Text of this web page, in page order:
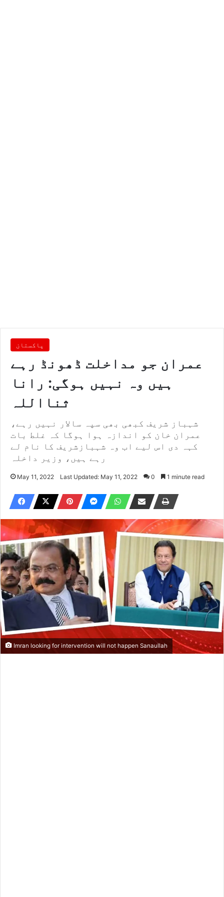
پاکستان
عمران جو مداخلت ڈھونڈ رہے
ہیں وہ نہیں ہوگی: رانا
ثنااللہ
شہباز شریف کبھی بھی سپہ سالار نہیں رہے،
عمران خان کو اندازہ ہوا ہوگا کہ غلط بات
کہہ دی اس لیے اب وہ شہبازشریف کا نام لے
رہے ہیں، وزیر داخلہ
May 11, 2022 Last Updated: May 11, 2022 0 1 minute read
Imran looking for intervention will not happen Sanaullah